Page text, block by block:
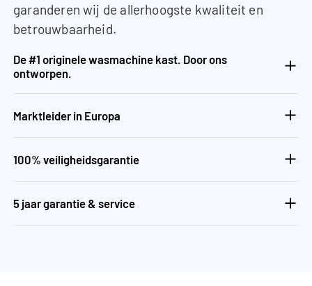
garanderen wij de allerhoogste kwaliteit en
betrouwbaarheid.
De #1 originele wasmachine kast. Door ons
ontworpen.
Marktleider in Europa
100% veiligheidsgarantie
5 jaar garantie & service